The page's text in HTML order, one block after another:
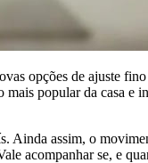
opções de ajuste
popular da casa e
assim, o
acompanhar se, e